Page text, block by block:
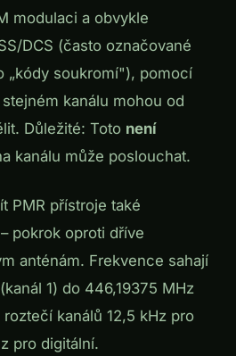
modulaci a obvykle
DCS (často označované
„kódy soukromí"), pomocí
kanálu mohou od
Důležité: Toto není
kanálu může poslouchat.
PMR přístroje také
pokrok oproti dříve
anténám. Frekvence sahají
1) do 446,19375 MHz
kanálů 12,5 kHz pro
pro digitální.